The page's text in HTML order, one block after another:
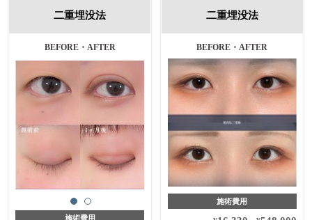
二重埋没法
施術前・施術後・１ヶ月後
施術費用
二重埋没法
BEFORE・AFTER
施術費用